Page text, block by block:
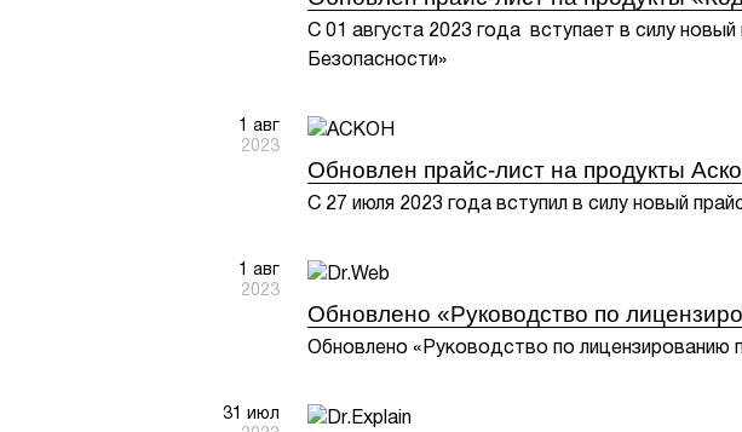
С 01 августа 2023 года вступает в силу
Безопасности»
1 авг
2023
Обновлен прайс-лист на продукты
С 27 июля 2023 года вступил в силу новый
1 авг
2023
Обновлено «Руководство по
Обновлено «Руководство по лицензированию
31 июл